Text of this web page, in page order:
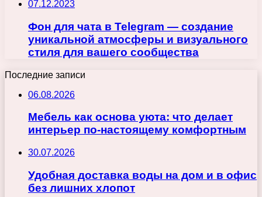
07.12.2023
Фон для чата в Telegram — создание
уникальной атмосферы и визуального
стиля для вашего сообщества
Последние записи
06.08.2026
Мебель как основа уюта: что делает
интерьер по-настоящему комфортным
30.07.2026
Удобная доставка воды на дом и в офис
без лишних хлопот